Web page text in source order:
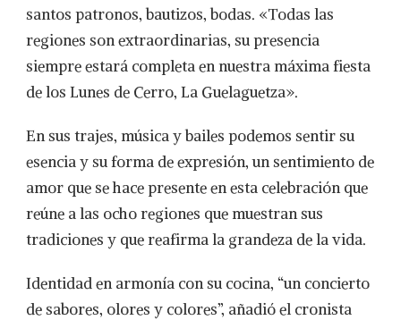
santos patronos, bautizos, bodas. «Todas las
regiones son extraordinarias, su presencia
siempre estará completa en nuestra máxima fiesta
de los Lunes de Cerro, La Guelaguetza».
En sus trajes, música y bailes podemos sentir su
esencia y su forma de expresión, un sentimiento de
amor que se hace presente en esta celebración que
reúne a las ocho regiones que muestran sus
tradiciones y que reafirma la grandeza de la vida.
Identidad en armonía con su cocina, “un concierto
de sabores, olores y colores”, añadió el cronista